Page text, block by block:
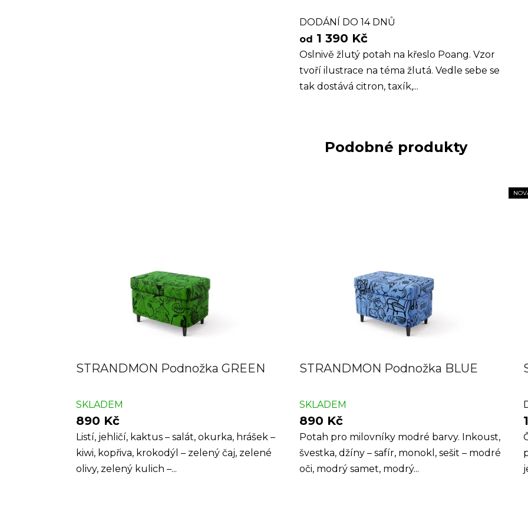
DODÁNÍ DO 14 DNŮ
od 1 390 Kč
Oslnivě žlutý potah na křeslo Poang. Vzor
tvoří ilustrace na téma žlutá. Vedle sebe se
tak dostává citron, taxík,...
Podobné produkty
STRANDMON Podnožka GREEN
SKLADEM
890 Kč
Listí, jehličí, kaktus – salát, okurka, hrášek –
kiwi, kopřiva, krokodýl – zelený čaj, zelené
olivy, zelený kulich –...
STRANDMON Podnožka BLUE
SKLADEM
890 Kč
Potah pro milovníky modré barvy. Inkoust,
švestka, džíny – safír, monokl, sešit – modré
oči, modrý samet, modrý...